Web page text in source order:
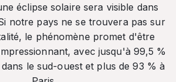
éclipse solaire sera visible dans
notre pays ne se trouvera pas sur
le phénomène promet d'être
avec jusqu'à 99,5 %
le sud-ouest et plus de 93 % à